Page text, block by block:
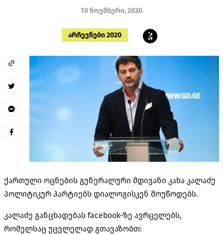
10 ნოემბერი, 2020
არჩევნები 2020
ქართული ოცნების გენერალური მდივანი კახა კალაძე
პოლიტიკურ პარტიებს დიალოგისკენ მოუწოდებს.
კალაძე განცხადებას facebook-ზე ავრცელებს,
რომელსაც უცვლელად გთავაზობთ: